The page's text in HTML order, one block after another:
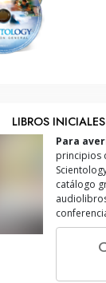
LIBROS INICIALES
Para
principios
catálogo